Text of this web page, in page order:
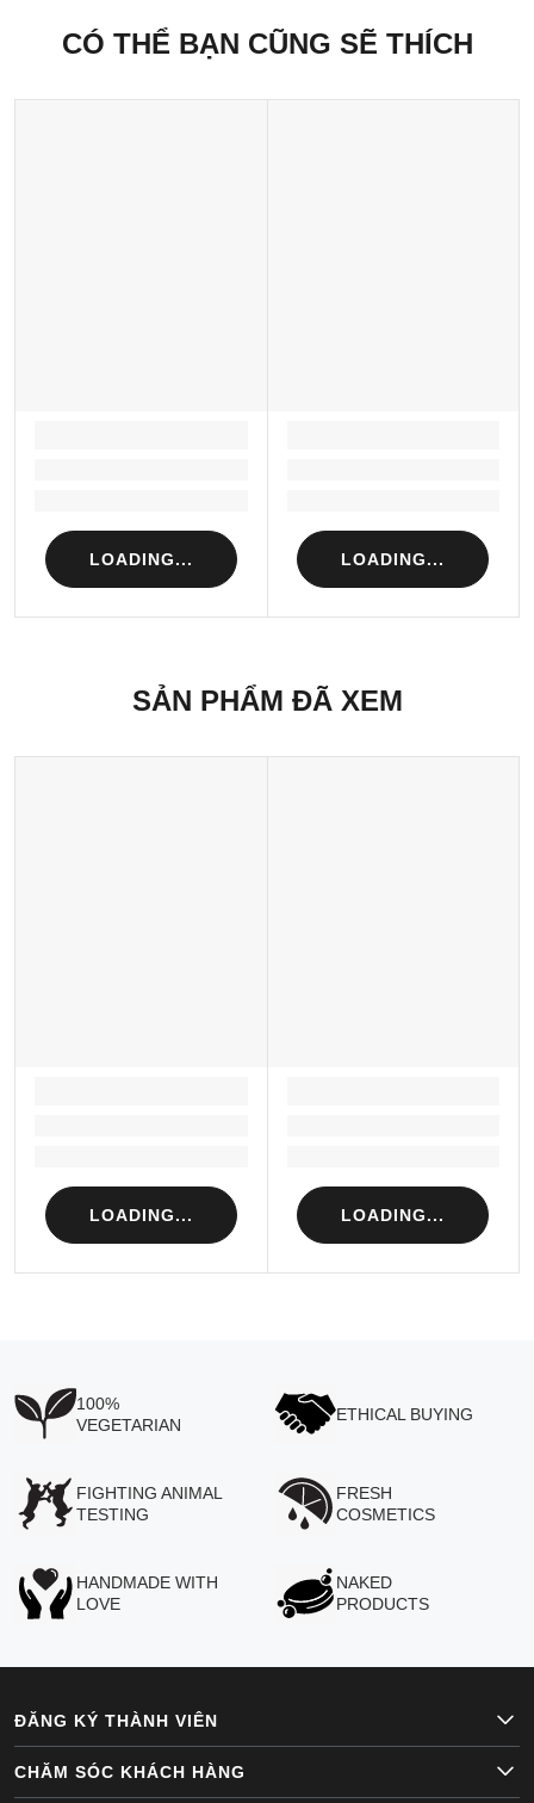
CÓ THỂ BẠN CŨNG SẼ THÍCH
LOADING... LOADING...
SẢN PHẨM ĐÃ XEM
LOADING... LOADING...
100%
VEGETARIAN
ETHICAL BUYING
FIGHTING ANIMAL
TESTING
FRESH
COSMETICS
HANDMADE WITH
LOVE
NAKED
PRODUCTS
ĐĂNG KÝ THÀNH VIÊN
CHĂM SÓC KHÁCH HÀNG